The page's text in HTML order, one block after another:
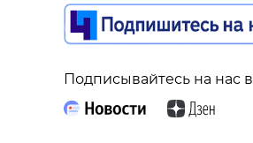
Подписывайтесь на нас в
Подписывайтесь на нас в
Семеро
петербуржцев
вооруженные
нападения на